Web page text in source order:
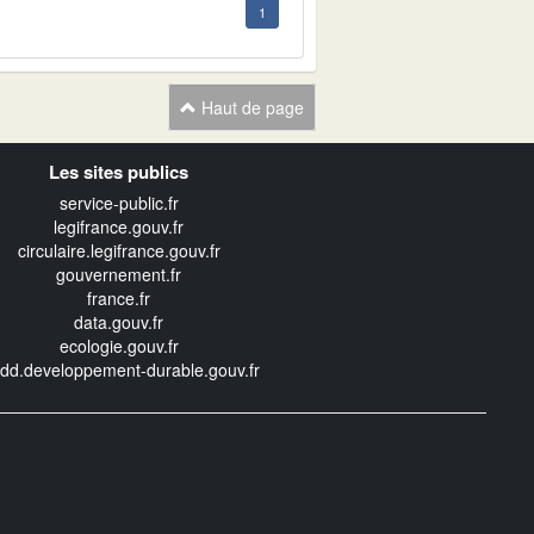
1
Haut de page
Les sites publics
service-public.fr
legifrance.gouv.fr
circulaire.legifrance.gouv.fr
gouvernement.fr
france.fr
data.gouv.fr
ecologie.gouv.fr
durable.gouv.fr